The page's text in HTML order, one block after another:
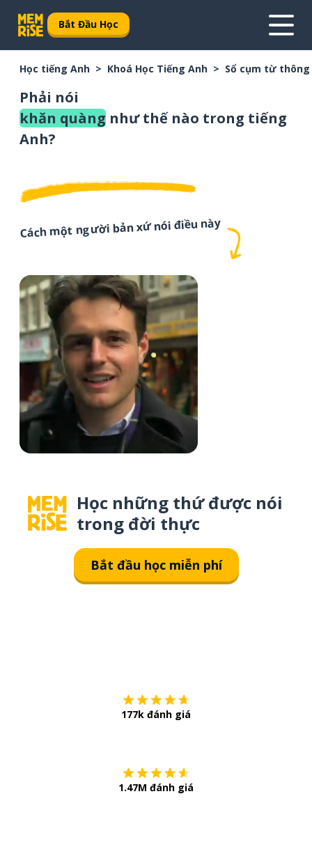
Bắt Đầu Học
Học tiếng Anh Khoá Học Tiếng Anh Sổ cụm từ
Phải nói
khăn quàng như thế nào trong tiếng
Anh?
Cách một người bản xứ nói điều này
Học những thứ được nói
trong đời thực
Bắt đầu học miễn phí
177k đánh giá
1.47M đánh giá